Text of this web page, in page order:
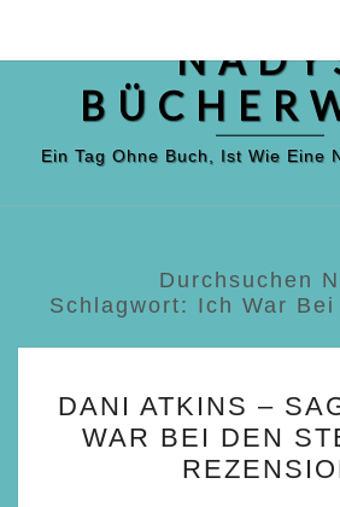
Ein Tag Ohne Buch, Ist Wie Eine
Durchsuchen
Schlagwort: Ich War
–
SAG
DANI ATKINS –
WAR BEI DEN